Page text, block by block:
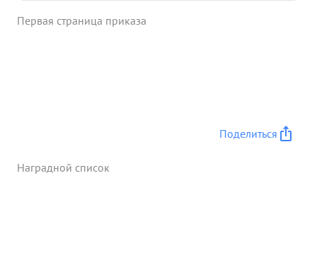
награждения орденом "Красное Знамя". ...»
Первая страница приказа
Поделиться
Наградной список